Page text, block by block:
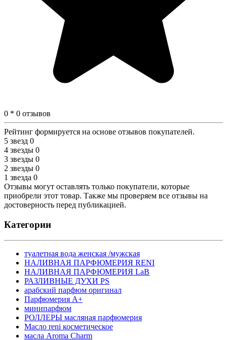
0 * 0 отзывов
Рейтинг формируется на основе отзывов покупателей.
5 звезд 0
4 звезды 0
3 звезды 0
2 звезды 0
1 звезда 0
Отзывы могут оставлять только покупатели, которые
приобрели этот товар. Также мы проверяем все отзывы на
достоверность перед публикацией.
Категории
туалетная вода женская /мужская
НАЛИВНАЯ ПАРФЮМЕРИЯ RENI
НАЛИВНАЯ ПАРФЮМЕРИЯ LaB
РАЗЛИВНЫЕ ДУХИ PS
арабский парфюм оригинал
Парфюмерия А+
минипарфюм
РОЛЛЕРЫ масляная парфюмерия
Масло reni косметическое
масла Aroma Charm